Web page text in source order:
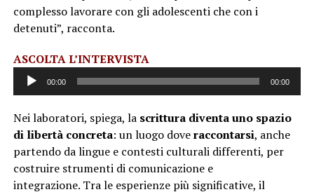
complesso lavorare con gli adolescenti che con i
detenuti”, racconta.
ASCOLTA L’INTERVISTAAudio
Player
00:00 00:00
Nei laboratori, spiega, la scrittura diventa uno spazio
di libertà concreta: un luogo doveraccontarsi, anche
partendo da lingue e contesti culturali differenti, per
costruire strumenti di comunicazione e
integrazione. Tra le esperienze più significative, il